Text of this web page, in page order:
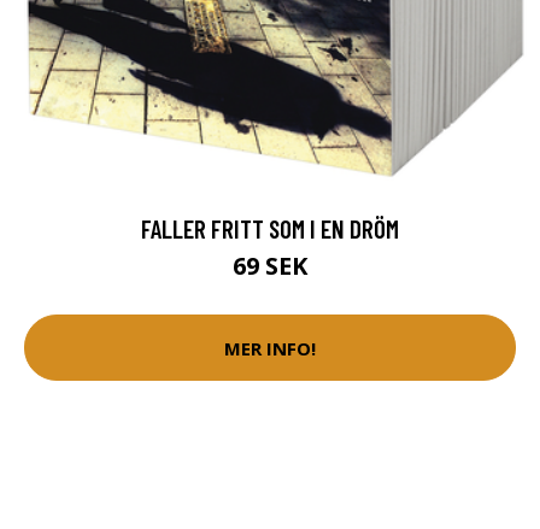
FALLER FRITT SOM I EN DRÖM
69 SEK
MER INFO!